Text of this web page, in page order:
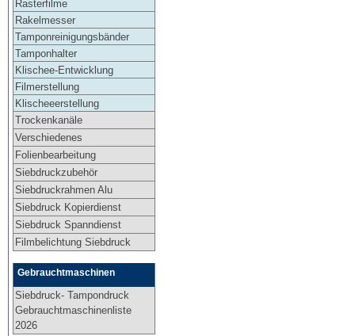
Rasterfilme
Rakelmesser
Tamponreinigungsbänder
Tamponhalter
Klischee-Entwicklung
Filmerstellung
Klischeeerstellung
Trockenkanäle
Verschiedenes
Folienbearbeitung
Siebdruckzubehör
Siebdruckrahmen Alu
Siebdruck Kopierdienst
Siebdruck Spanndienst
Filmbelichtung Siebdruck
Gebrauchtmaschinen
Siebdruck- Tampondruck
Gebrauchtmaschinenliste
2026